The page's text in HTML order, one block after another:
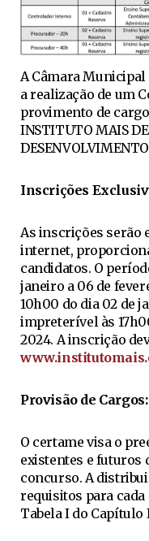
A Câmara Municipal
a realização de um
provimento de
INSTITUTO MAIS DE
Inscrições
As inscrições serão
internet,
candidatos. O
janeiro a 06 de
10h00 do dia 02 de
impreterível às
2024. A inscrição
Provisão de Cargos:
O certame visa o
existentes e futuros
concurso. A
requisitos para
Tabela I do Capítulo